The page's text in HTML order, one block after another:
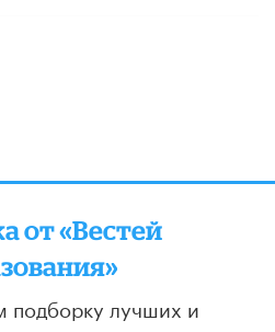
от «Вестей
подборку лучших и